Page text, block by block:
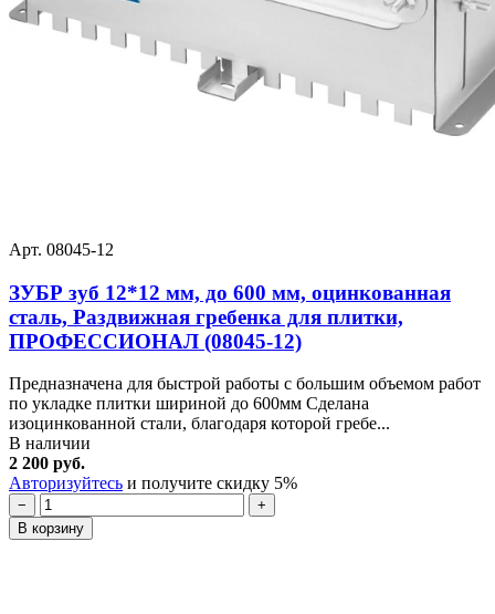
Арт. 08045-12
ЗУБР зуб 12*12 мм, до 600 мм, оцинкованная
сталь, Раздвижная гребенка для плитки,
ПРОФЕССИОНАЛ (08045-12)
Предназначена для быстрой работы с большим объемом работ
по укладке плитки шириной до 600мм Сделана
изоцинкованной стали, благодаря которой гребе...
В наличии
2 200 руб.
Авторизуйтесь и получите скидку 5%
−
+
В корзину